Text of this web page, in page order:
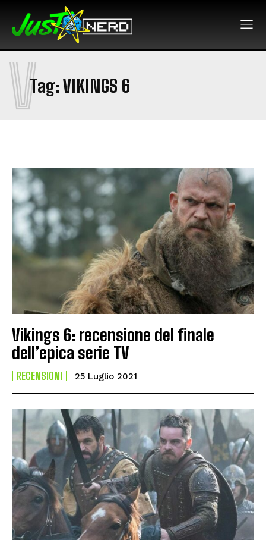
Tag:VIKINGS 6
V
Vikings 6: recensione del finale
dell’epica serie TV
RECENSIONI 25 Luglio 2021